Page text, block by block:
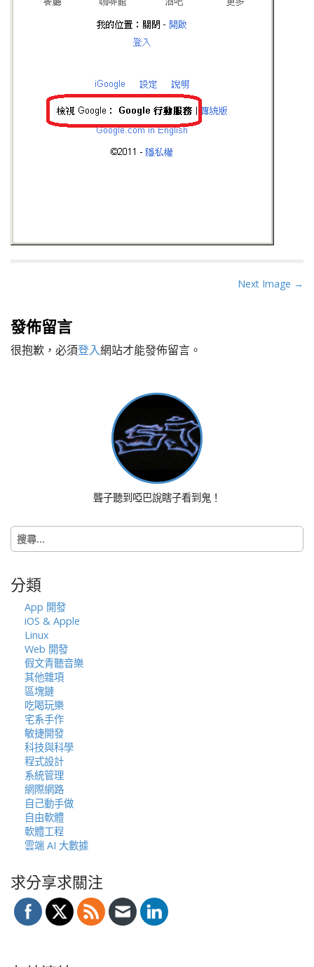
s
t
n
Next Image →
發佈留言
很抱歉，必須登入網站才能發佈留言。
聾子聽到啞巴說瞎子看到鬼！
搜
尋
字:
分類
App 開發
iOS & Apple
Linux
Web 開發
假文青聽音樂
其他雜項
區塊鏈
吃喝玩樂
宅系手作
敏捷開發
科技與科學
程式設計
系統管理
網際網路
自己動手做
自由軟體
軟體工程
雲端 AI 大數據
求分享求關注